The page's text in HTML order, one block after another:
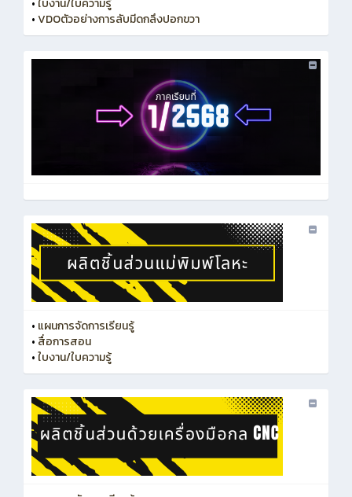
•ใบงาน/ใบความรู้
•VDOตัวอย่างการลับมีดกลึงปอกขวา
• แผนการจัดการเรียนรู้
• สื่อการสอน
•ใบงาน/ใบความรู้